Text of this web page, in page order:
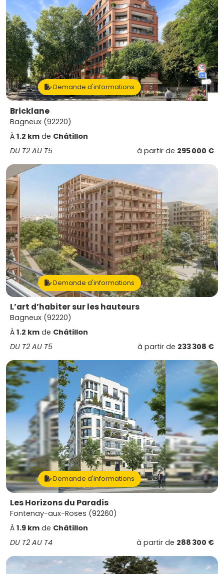
Demande d'informations
Bricklane
Bagneux (92220)
À 1.2 km de Châtillon
DU T2 AU T5
à partir de 295 000 €
Demande d'informations
L’art d’habiter sur les hauteurs
Bagneux (92220)
À 1.2 km de Châtillon
DU T2 AU T5
à partir de 233 308 €
Demande d'informations
Les Horizons du Paradis
Fontenay-aux-Roses (92260)
À 1.9 km de Châtillon
DU T2 AU T4
à partir de 288 300 €